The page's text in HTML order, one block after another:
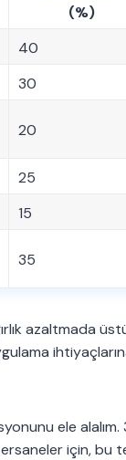
(%)
40
30
20
25
15
35
azaltmada
ele alalım.
için,